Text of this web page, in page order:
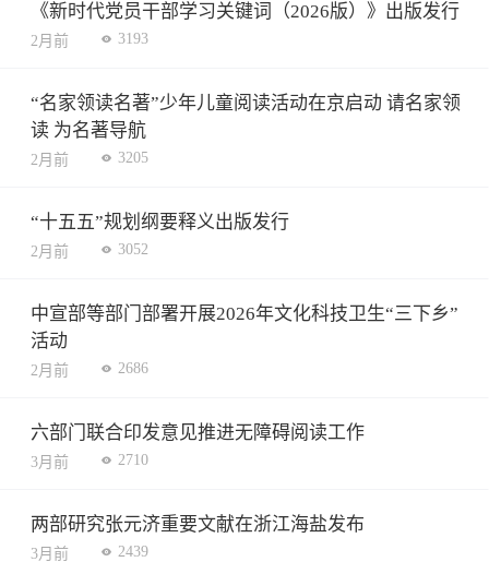
《新时代党员干部学习关键词（2026版）》出版发行
2月前 3193
“名家领读名著”少年儿童阅读活动在京启动 请名家领
读 为名著导航
2月前 3205
“十五五”规划纲要释义出版发行
2月前 3052
中宣部等部门部署开展2026年文化科技卫生“三下乡”
活动
2月前 2686
六部门联合印发意见推进无障碍阅读工作
3月前 2710
两部研究张元济重要文献在浙江海盐发布
3月前 2439